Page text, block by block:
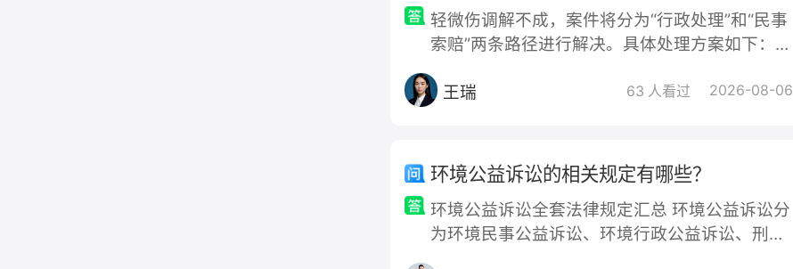
轻微伤调解不成，案件将分为“行政处理”和“民事
索赔”两条路径进行解决。具体处理方案如下：
处理依据：轻微伤虽不构成刑事犯罪，但属于
果：公安机关会依法对打人者进行行政处罚，通
常包括行政拘留（5-10日）和罚款（200-500
元，情节较轻的为5日以下拘留或5
王瑞 63 人看过 2026-08-06
环境公益诉讼的相关规定有哪些？
环境公益诉讼全套法律规定汇总 环境公益诉讼分
为环境民事公益诉讼、环境行政公益诉讼、刑事